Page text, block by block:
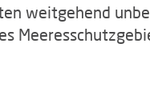
weitgehend